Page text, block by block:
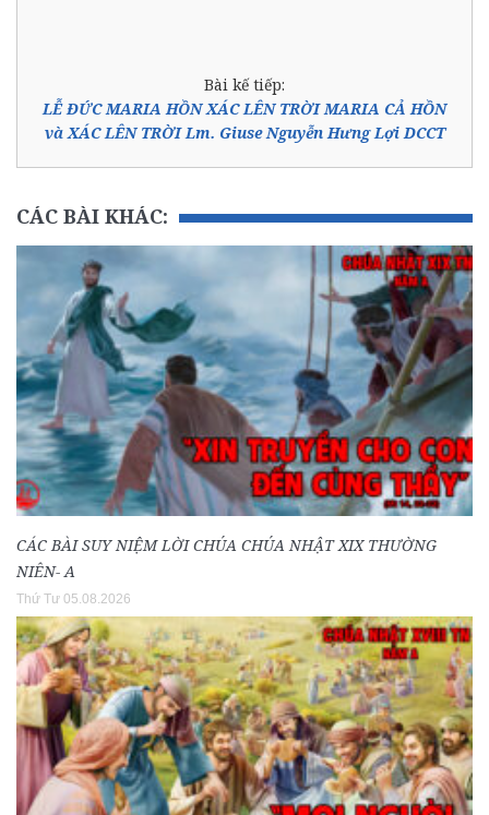
Bài kế tiếp:
LỄ ĐỨC MARIA HỒN XÁC LÊN TRỜI MARIA CẢ HỒN
và XÁC LÊN TRỜI Lm. Giuse Nguyễn Hưng Lợi DCCT
CÁC BÀI KHÁC:
CÁC BÀI SUY NIỆM LỜI CHÚA CHÚA NHẬT XIX THƯỜNG
NIÊN- A
Thứ Tư 05.08.2026